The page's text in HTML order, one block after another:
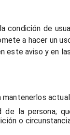
de
a hacer un
este aviso y en
la persona;
o